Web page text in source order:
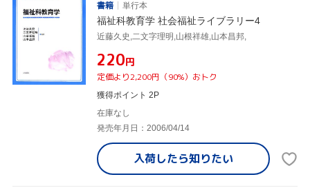
書籍
単行本
福祉科教育学 社会福祉ライブラリー4
近藤久史,二文字理明,山根祥雄,山本昌邦,
¥220円
定価より2,200円（90%）おトク
獲得ポイント 2P
在庫なし
発売年月日：2006/04/14
入荷したら知りたい